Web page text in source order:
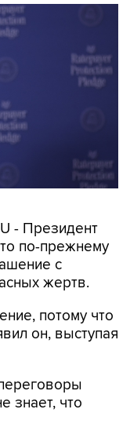
- Президент
по-прежнему
с
жертв.
потому что
он, выступая
знает, что